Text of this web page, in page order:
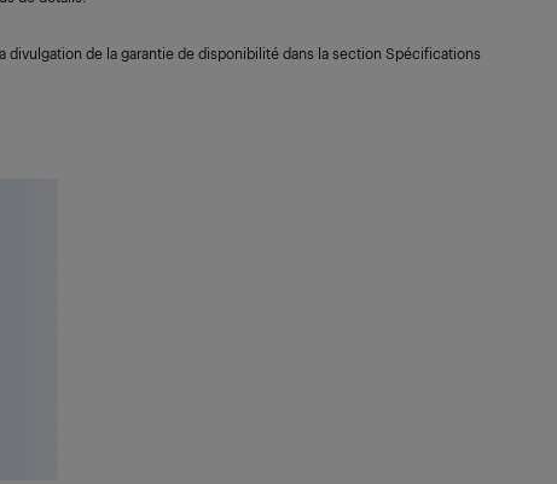
divulgation de la garantie de disponibilité dans la section Spécifications